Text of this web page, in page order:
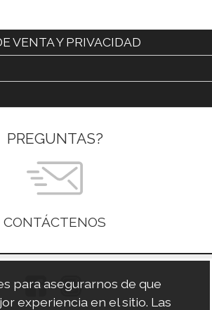
VENTA Y PRIVACIDAD
PREGUNTAS?
CONTÁCTENOS
para asegurarnos de que
experiencia en el sitio. Las